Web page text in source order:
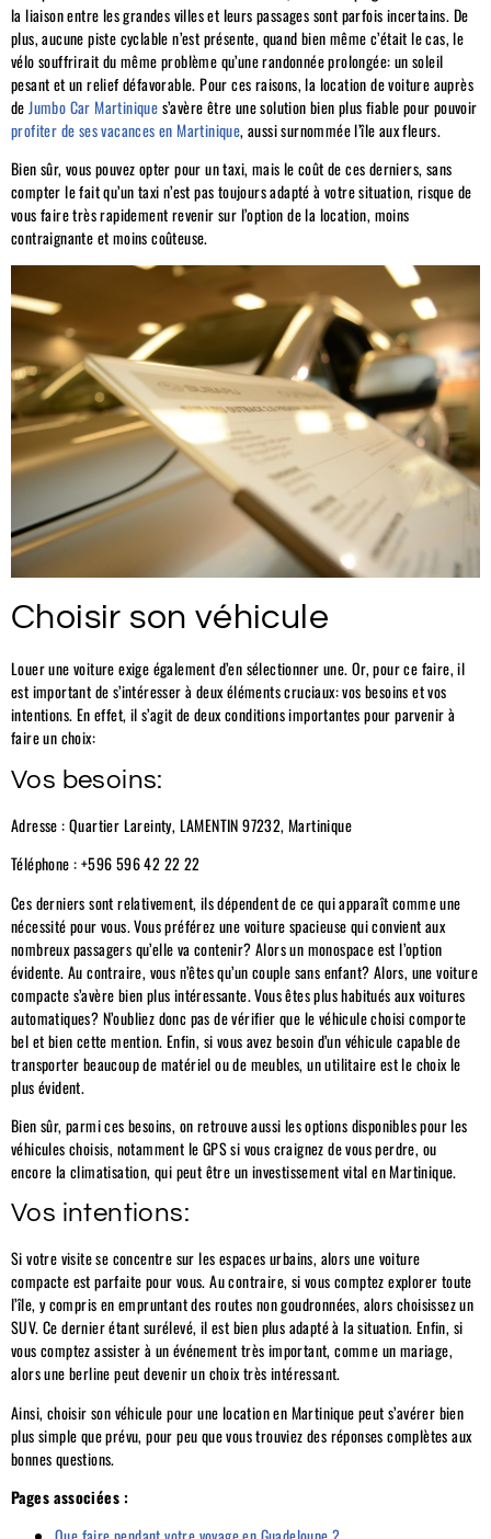
la liaison entre les grandes villes et leurs passages sont parfois incertains. De
plus, aucune piste cyclable n’est présente, quand bien même c’était le cas, le
vélo souffrirait du même problème qu’une randonnée prolongée: un soleil
pesant et un relief défavorable. Pour ces raisons, la location de voiture auprès
de Jumbo Car Martiniques’avère être une solution bien plus fiable pour pouvoir
profiter de ses vacances en Martinique, aussi surnommée l’île aux fleurs.
Bien sûr, vous pouvez opter pour un taxi, mais le coût de ces derniers, sans
compter le fait qu’un taxi n’est pas toujours adapté à votre situation, risque de
vous faire très rapidement revenir sur l’option de la location, moins
contraignante et moins coûteuse.
Choisir son véhicule
Louer une voiture exige également d’en sélectionner une. Or, pour ce faire, il
est important de s’intéresser à deux éléments cruciaux: vos besoins et vos
intentions. En effet, il s’agit de deux conditions importantes pour parvenir à
faire un choix:
Vos besoins:
Adresse : Quartier Lareinty, LAMENTIN 97232, Martinique
Téléphone : +596 596 42 22 22
Ces derniers sont relativement, ils dépendent de ce qui apparaît comme une
nécessité pour vous. Vous préférez une voiture spacieuse qui convient aux
nombreux passagers qu’elle va contenir? Alors un monospace est l’option
évidente. Au contraire, vous n’êtes qu’un couple sans enfant? Alors, une voiture
compacte s’avère bien plus intéressante. Vous êtes plus habitués aux voitures
automatiques? N’oubliez donc pas de vérifier que le véhicule choisi comporte
bel et bien cette mention. Enfin, si vous avez besoin d’un véhicule capable de
transporter beaucoup de matériel ou de meubles, un utilitaire est le choix le
plus évident.
Bien sûr, parmi ces besoins, on retrouve aussi les options disponibles pour les
véhicules choisis, notamment le GPS si vous craignez de vous perdre, ou
encore la climatisation, qui peut être un investissement vital en Martinique.
Vos intentions:
Si votre visite se concentre sur les espaces urbains, alors une voiture
compacte est parfaite pour vous. Au contraire, si vous comptez explorer toute
l’île, y compris en empruntant des routes non goudronnées, alors choisissez un
SUV. Ce dernier étant surélevé, il est bien plus adapté à la situation. Enfin, si
vous comptez assister à un événement très important, comme un mariage,
alors une berline peut devenir un choix très intéressant.
Ainsi, choisir son véhicule pour une location en Martinique peut s’avérer bien
plus simple que prévu, pour peu que vous trouviez des réponses complètes aux
bonnes questions.
Pages associées :